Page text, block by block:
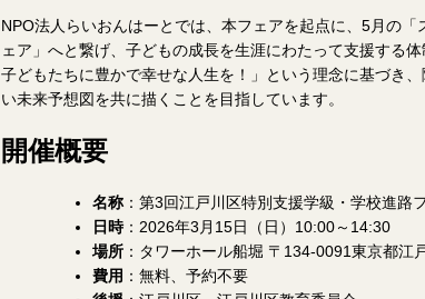
NPO法人らいおんはーとでは、本フェアを起点に、5月の
ェア」へと繋げ、子どもの成長を生涯にわたって支援する
子どもたちに豊かで幸せな人生を！」という理念に基づき
い未来予想図を共に描くことを目指しています。
開催概要
名称 ：第3回江戸川区特別支援学級・学校進路
日時：2026年3月15日（日）10:00～14:30
場所 ：タワーホール船堀 〒134-0091東京都江
費用 ：無料、予約不要